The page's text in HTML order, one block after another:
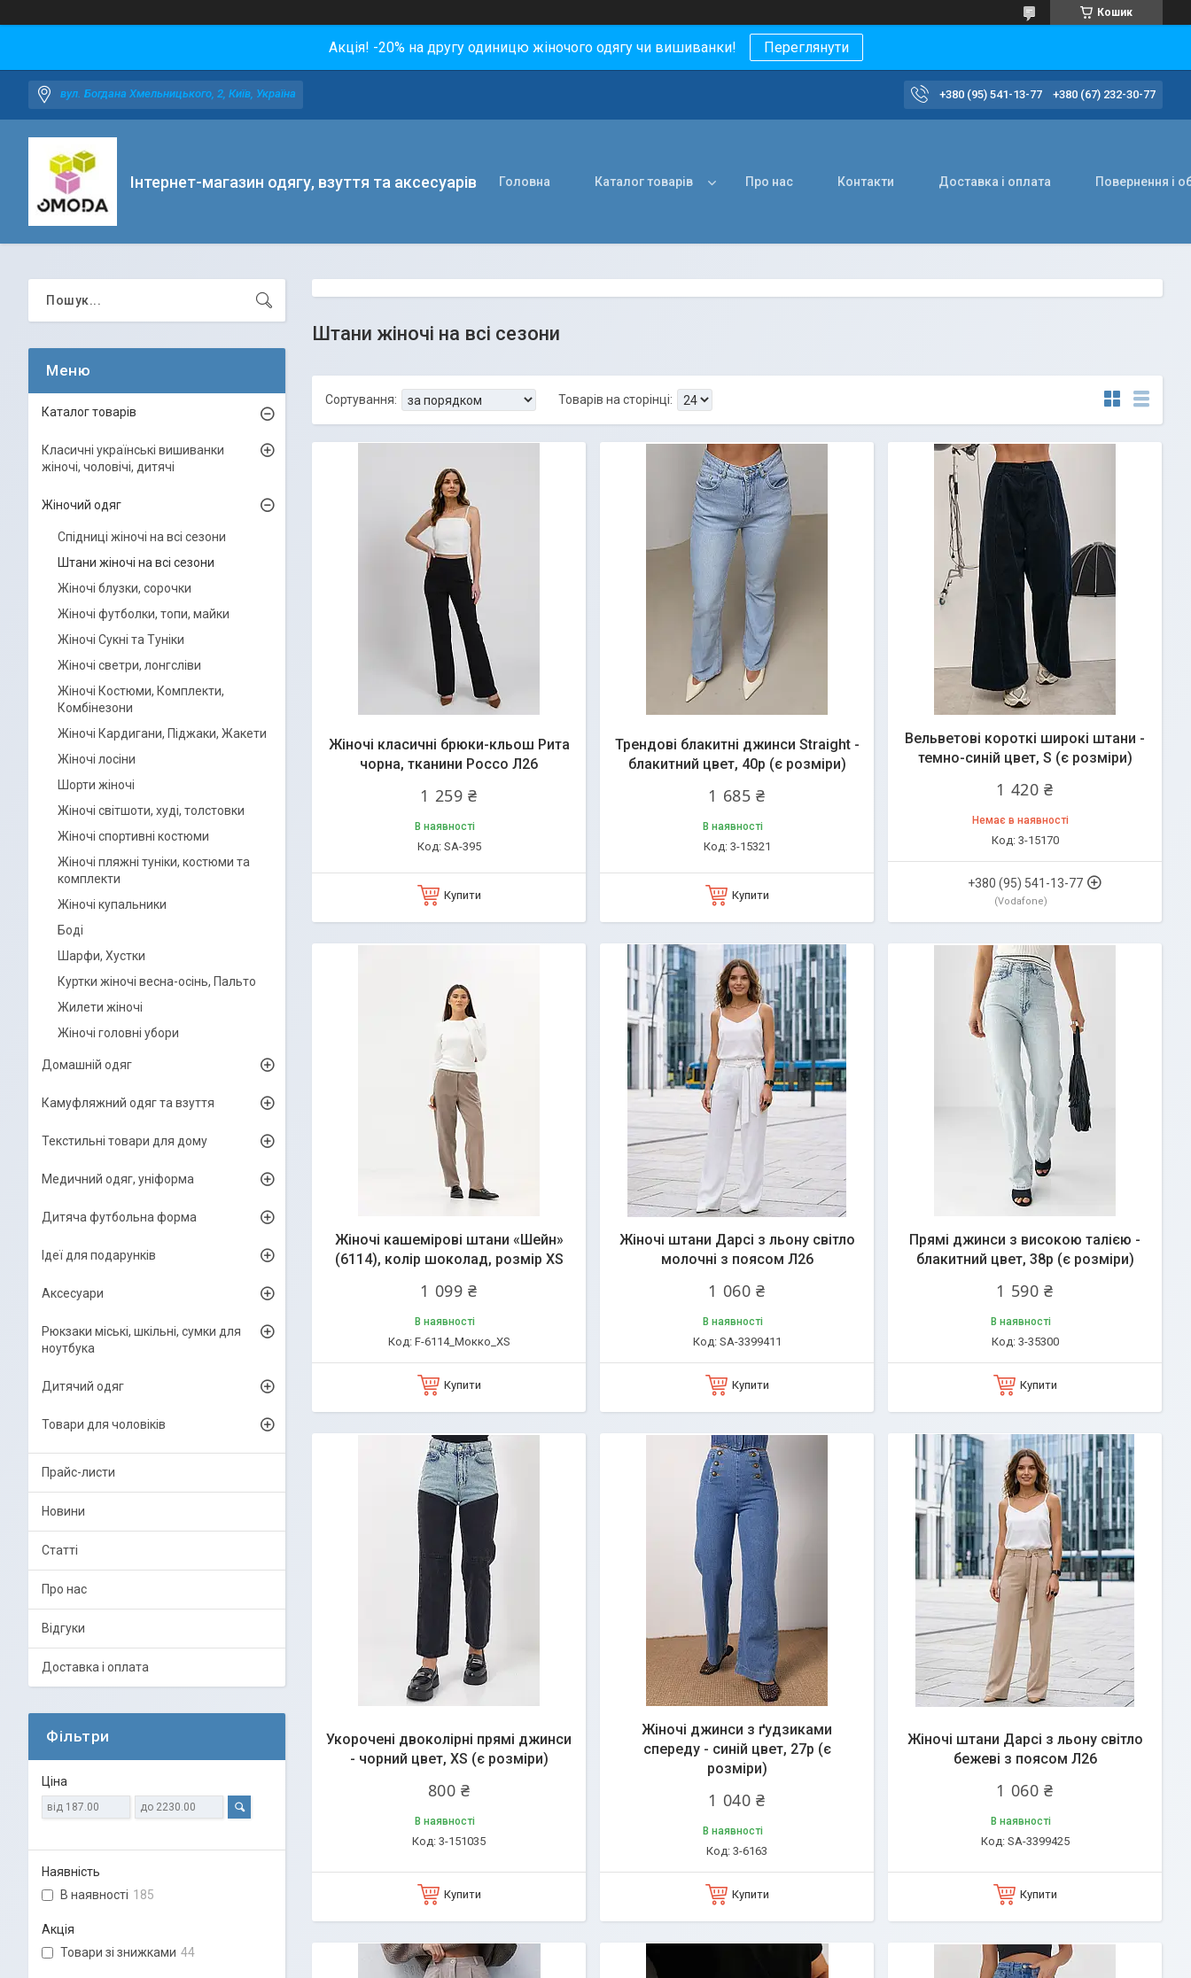
Кошик
Акція! -20% на другу одиницю жіночого одягу чи вишиванки! Переглянути
вул. Богдана Хмельницького, 2, Київ, Україна +380 (95) 541-13-77 +380 (67) 232-30-77
Інтернет-магазин одягу, взуття та аксесуарів Головна Каталог товарів Про нас Контакти Доставка і оплата Повернення і
Штани жіночі на всі сезони
Жіночі класичні брюки-кльош Рита
чорна, тканини Россо Л26
1 259 ₴
В наявності
SA-395
Купити
Трендові блакитні джинси Straight -
блакитний цвет, 40р (є розміри)
1 685 ₴
В наявності
3-15321
Купити
Вельветові короткі широкі штани -
темно-синій цвет, S (є розміри)
1 420 ₴
Немає в наявності
3-15170
+380 (95) 541-13-77
Vodafone
Жіночі кашемірові штани «Шейн»
(6114), колір шоколад, розмір XS
1 099 ₴
В наявності
F-6114_Мокко_XS
Купити
Жіночі штани Дарсі з льону світло
молочні з поясом Л26
1 060 ₴
В наявності
SA-3399411
Купити
Прямі джинси з високою талією -
блакитний цвет, 38р (є розміри)
1 590 ₴
В наявності
3-35300
Купити
Укорочені двоколірні прямі джинси
- чорний цвет, XS (є розміри)
800 ₴
В наявності
3-151035
Купити
Жіночі джинси з ґудзиками
спереду - синій цвет, 27р (є
розміри)
1 040 ₴
В наявності
3-6163
Купити
Жіночі штани Дарсі з льону світло
бежеві з поясом Л26
1 060 ₴
В наявності
SA-3399425
Купити
Каталог товарів
Класичні українські вишиванки
жіночі, чоловічі, дитячі
Жіночий одяг
Спідниці жіночі на всі сезони
Штани жіночі на всі сезони
Жіночі блузки, сорочки
Жіночі футболки, топи, майки
Жіночі Сукні та Туніки
Жіночі светри, лонгсліви
Жіночі Костюми, Комплекти,
Комбінезони
Жіночі Кардигани, Піджаки, Жакети
Жіночі лосіни
Шорти жіночі
Жіночі світшоти, худі, толстовки
Жіночі спортивні костюми
Жіночі пляжні туніки, костюми та
комплекти
Жіночі купальники
Боді
Шарфи, Хустки
Куртки жіночі весна-осінь, Пальто
Жилети жіночі
Жіночі головні убори
Домашній одяг
Камуфляжний одяг та взуття
Текстильні товари для дому
Медичний одяг, уніформа
Дитяча футбольна форма
Ідеї для подарунків
Аксесуари
Рюкзаки міські, шкільні, сумки для
ноутбука
Дитячий одяг
Товари для чоловіків
Прайс-листи
Новини
Статті
Про нас
Відгуки
Доставка і оплата
Фільтри
Ціна
Наявність
В наявності 185
Акція
Товари зі знижками 44